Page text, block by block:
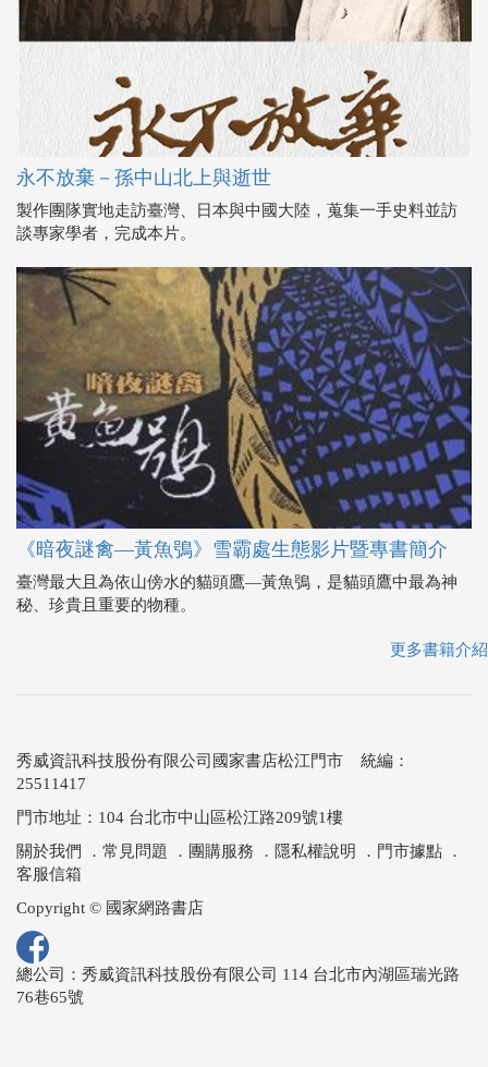
永不放棄－孫中山北上與逝世
製作團隊實地走訪臺灣、日本與中國大陸，蒐集一手史料並訪
談專家學者，完成本片。
《暗夜謎禽—黃魚鴞》雪霸處生態影片暨專書簡介
臺灣最大且為依山傍水的貓頭鷹—黃魚鴞，是貓頭鷹中最為神
秘、珍貴且重要的物種。
更多書籍介紹
秀威資訊科技股份有限公司國家書店松江門市 統編：
25511417
門市地址：104 台北市中山區松江路209號1樓
關於我們
． 常見問題 ． 團購服務 ． 隱私權說明 ． 門市據點 ．
客服信箱
Copyright © 國家網路書店
總公司：秀威資訊科技股份有限公司 114 台北市內湖區瑞光路
76巷65號